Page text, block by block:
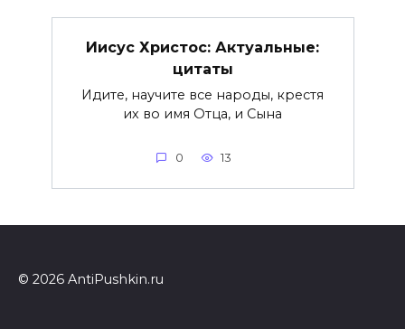
Иисус Христос: Актуальные:
цитаты
Идите, научите все народы, крестя
их во имя Отца, и Сына
0 13
© 2026 AntiPushkin.ru